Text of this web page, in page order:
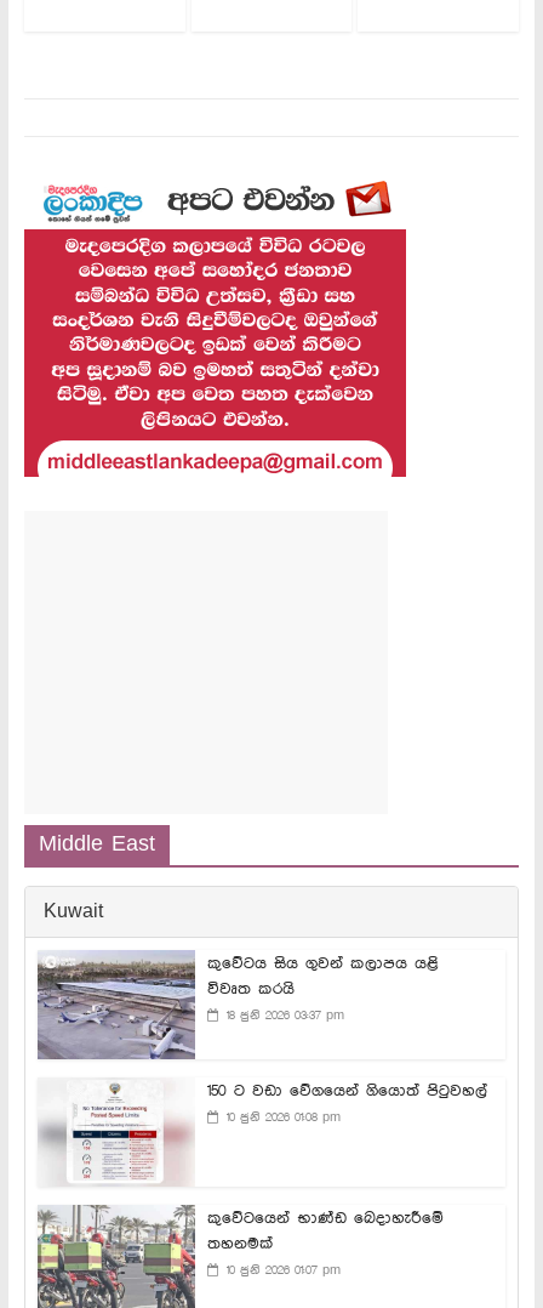
Middle East
Kuwait
කුවේටය සිය ගුවන් කලාපය යළි
විවෘත කරයි
18 ජුනි 2026 03:37 pm
150 ට වඩා වේගයෙන් ගියොත් පිටුවහල්
10 ජුනි 2026 01:08 pm
කුවේටයෙන් භාණ්ඩ බෙදාහැරීමේ
තහනමක්
10 ජුනි 2026 01:07 pm